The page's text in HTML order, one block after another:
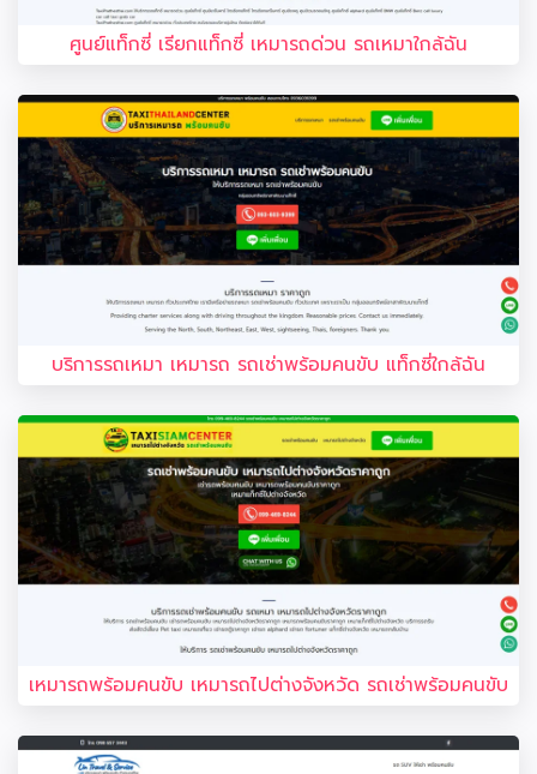
ศูนย์แท็กซี่ เรียกแท็กซี่ เหมารถด่วน รถเหมาใกล้ฉัน
บริการรถเหมา เหมารถ รถเช่าพร้อมคนขับ แท็กซี่ใกล้ฉัน
เหมารถพร้อมคนขับ เหมารถไปต่างจังหวัด รถเช่าพร้อมคนขับ